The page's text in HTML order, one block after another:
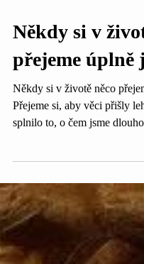
Někdy si v
přejeme úplně
Přejeme si, aby věci přišly
podpořil přesně tím
představovali nebo aby
místo toho přijde déšť.
ničemu nerozumíme. Věci se